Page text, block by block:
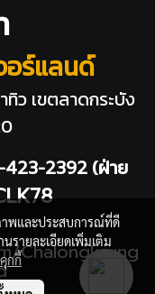
อร์แลนด์
ทิว เขตลาดกระบัง
2392 (ฝ่าย
Chalongkrung
าพและประสบการณ์ที่ดี
รายละเอียดเพิ่มเติม
กกี้